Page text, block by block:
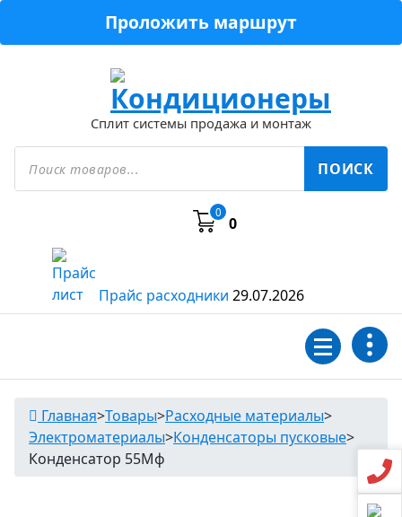
Проложить маршрут
Сплит системы продажа и монтаж
Поиск
товаров ПОИСК
0
0
Прайс расходники 29.07.2026
Главная>Товары>Расходные материалы>
Электроматериалы>Конденсаторы пусковые>
Конденсатор 55Мф